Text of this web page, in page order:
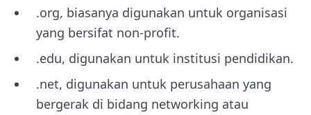
.org, biasanya digunakan untuk organisasi
yang bersifat non-profit.
.edu, digunakan untuk institusi pendidikan.
.net, digunakan untuk perusahaan yang
bergerak di bidang networking atau